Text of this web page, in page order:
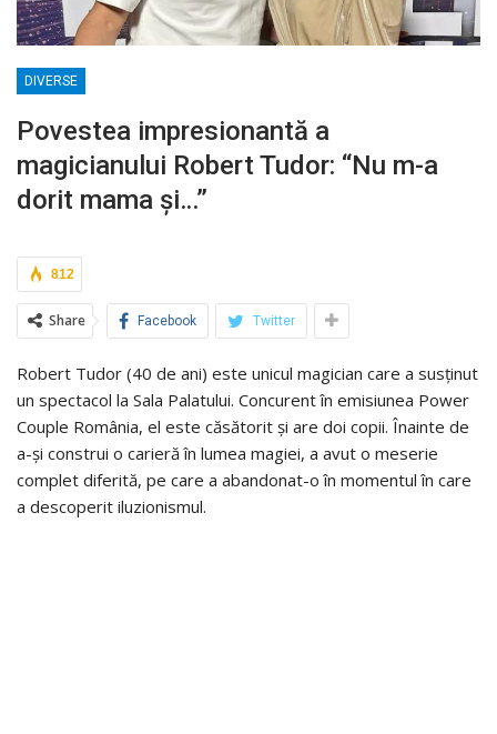
DIVERSE
Povestea impresionantă a
magicianului Robert Tudor: “Nu m-a
dorit mama și…”
812
Share Facebook Twitter
Robert Tudor (40 de ani) este unicul magician care a susținut
un spectacol la Sala Palatului. Concurent în emisiunea Power
Couple România, el este căsătorit și are doi copii. Înainte de
a-și construi o carieră în lumea magiei, a avut o meserie
complet diferită, pe care a abandonat-o în momentul în care
a descoperit iluzionismul.